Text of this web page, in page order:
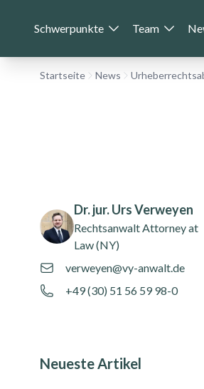
Schwerpunkte Team
Startseite News
Name
Dr. jur. Urs Verweyen
RechtsanwaltAttorney at
Law (NY)
verweyen@vy-anwalt.de
+49 (30) 51 56 59 98-0
Neueste Artikel